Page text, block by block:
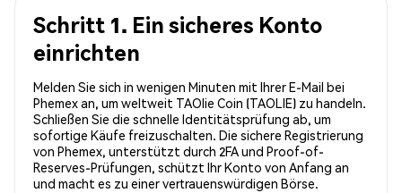
Schritt 1. Ein sicheres Konto
einrichten
Melden Sie sich in wenigen Minuten mit Ihrer E-Mail bei
Phemex an, um weltweit TAOlie Coin (TAOLIE) zu handeln.
Schließen Sie die schnelle Identitätsprüfung ab, um
sofortige Käufe freizuschalten. Die sichere Registrierung
von Phemex, unterstützt durch 2FA und Proof-of-
Reserves-Prüfungen, schützt Ihr Konto von Anfang an
und macht es zu einer vertrauenswürdigen Börse.